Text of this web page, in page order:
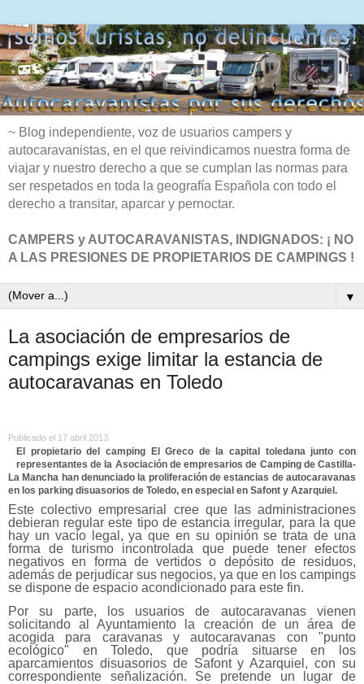
~ Blog independiente, voz de usuarios campers y
autocaravanistas, en el que reivindicamos nuestra forma de
viajar y nuestro derecho a que se cumplan las normas para
ser respetados en toda la geografía Española con todo el
derecho a transitar, aparcar y pernoctar.
CAMPERS y AUTOCARAVANISTAS, INDIGNADOS: ¡ NO
A LAS PRESIONES DE PROPIETARIOS DE CAMPINGS !
▼
La asociación de empresarios de
campings exige limitar la estancia de
autocaravanas en Toledo
Publicado el 17 abril 2013
El propietario del camping El Greco de la capital toledana junto con
representantes de la Asociación de empresarios de Camping de Castilla-
La Mancha han denunciado la proliferación de estancias de autocaravanas
en los parking disuasorios de Toledo, en especial en Safont y Azarquiel.
Este colectivo empresarial cree que las administraciones
debieran regular este tipo de estancia irregular, para la que
hay un vacío legal, ya que en su opinión se trata de una
forma de turismo incontrolada que puede tener efectos
negativos en forma de vertidos o depósito de residuos,
además de perjudicar sus negocios, ya que en los campings
se dispone de espacio acondicionado para este fin.
Por su parte, los usuarios de autocaravanas vienen
solicitando al Ayuntamiento la creación de un área de
acogida para caravanas y autocaravanas con "punto
ecológico" en Toledo, que podría situarse en los
aparcamientos disuasorios de Safont y Azarquiel, con su
correspondiente señalización. Se pretende un lugar de